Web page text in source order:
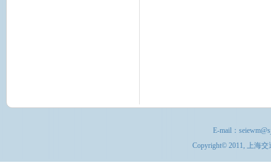
E-mail：
Copyright© 2011, 上海